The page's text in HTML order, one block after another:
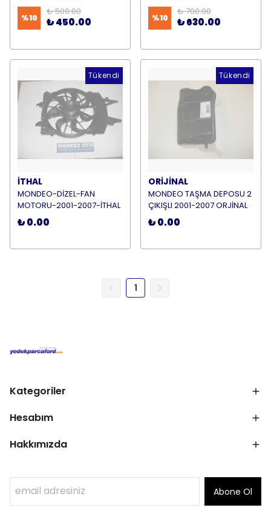
%10
₺ 500.00
₺ 450.00 %10
₺ 700.00
₺ 630.00
Tükendi
İTHAL
MONDEO-DİZEL-FAN
MOTORU-2001-2007-İTHAL
₺ 0.00
Tükendi
ORİJİNAL
MONDEO TAŞMA DEPOSU 2
ÇIKIŞLI 2001-2007 ORJİNAL
₺ 0.00
1
Kategoriler
Hesabım
Hakkımızda
Abone Ol